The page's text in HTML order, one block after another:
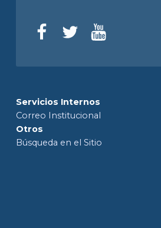
Servicios Internos
Correo Institucional
Otros
Búsqueda en el Sitio